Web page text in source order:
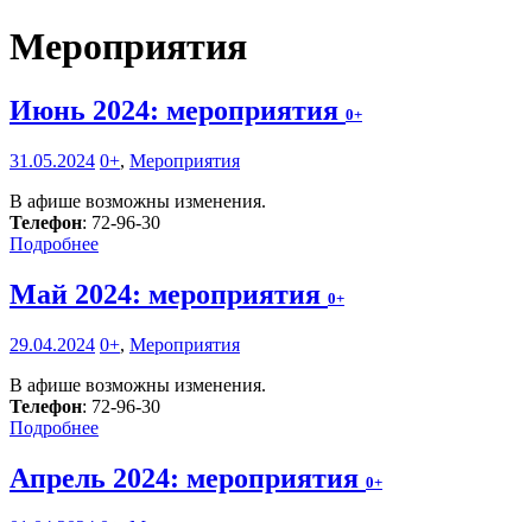
Мероприятия
Июнь 2024: мероприятия 0+
31.05.2024 0+, Мероприятия
В афише возможны изменения.
Телефон: 72-96-30
Подробнее
Май 2024: мероприятия 0+
29.04.2024 0+, Мероприятия
В афише возможны изменения.
Телефон: 72-96-30
Подробнее
Апрель 2024: мероприятия 0+